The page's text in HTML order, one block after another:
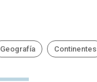
Geografía Continentes